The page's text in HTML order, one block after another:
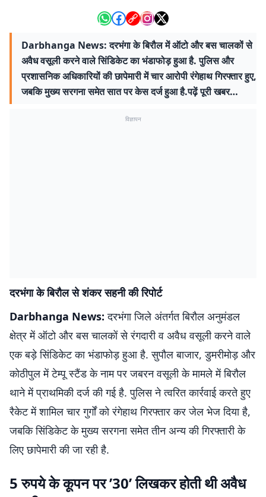
Darbhanga News: दरभंगा के बिरौल में ऑटो और बस चालकों से
अवैध वसूली करने वाले सिंडिकेट का भंडाफोड़ हुआ है. पुलिस और
प्रशासनिक अधिकारियों की छापेमारी में चार आरोपी रंगेहाथ गिरफ्तार हुए,
जबकि मुख्य सरगना समेत सात पर केस दर्ज हुआ है.पढ़ें पूरी खबर…
विज्ञापन
दरभंगा के बिरौल से शंकर सहनी की रिपोर्ट
Darbhanga News: दरभंगा जिले अंतर्गत बिरौल अनुमंडल
क्षेत्र में ऑटो और बस चालकों से रंगदारी व अवैध वसूली करने वाले
एक बड़े सिंडिकेट का भंडाफोड़ हुआ है. सुपौल बाजार, डुमरीमोड़ और
कोठीपुल में टेम्पू स्टैंड के नाम पर जबरन वसूली के मामले में बिरौल
थाने में प्राथमिकी दर्ज की गई है. पुलिस ने त्वरित कार्रवाई करते हुए
रैकेट में शामिल चार गुर्गों को रंगेहाथ गिरफ्तार कर जेल भेज दिया है,
जबकि सिंडिकेट के मुख्य सरगना समेत तीन अन्य की गिरफ्तारी के
लिए छापेमारी की जा रही है.
5 रुपये के कूपन पर ’30’ लिखकर होती थी अवैध